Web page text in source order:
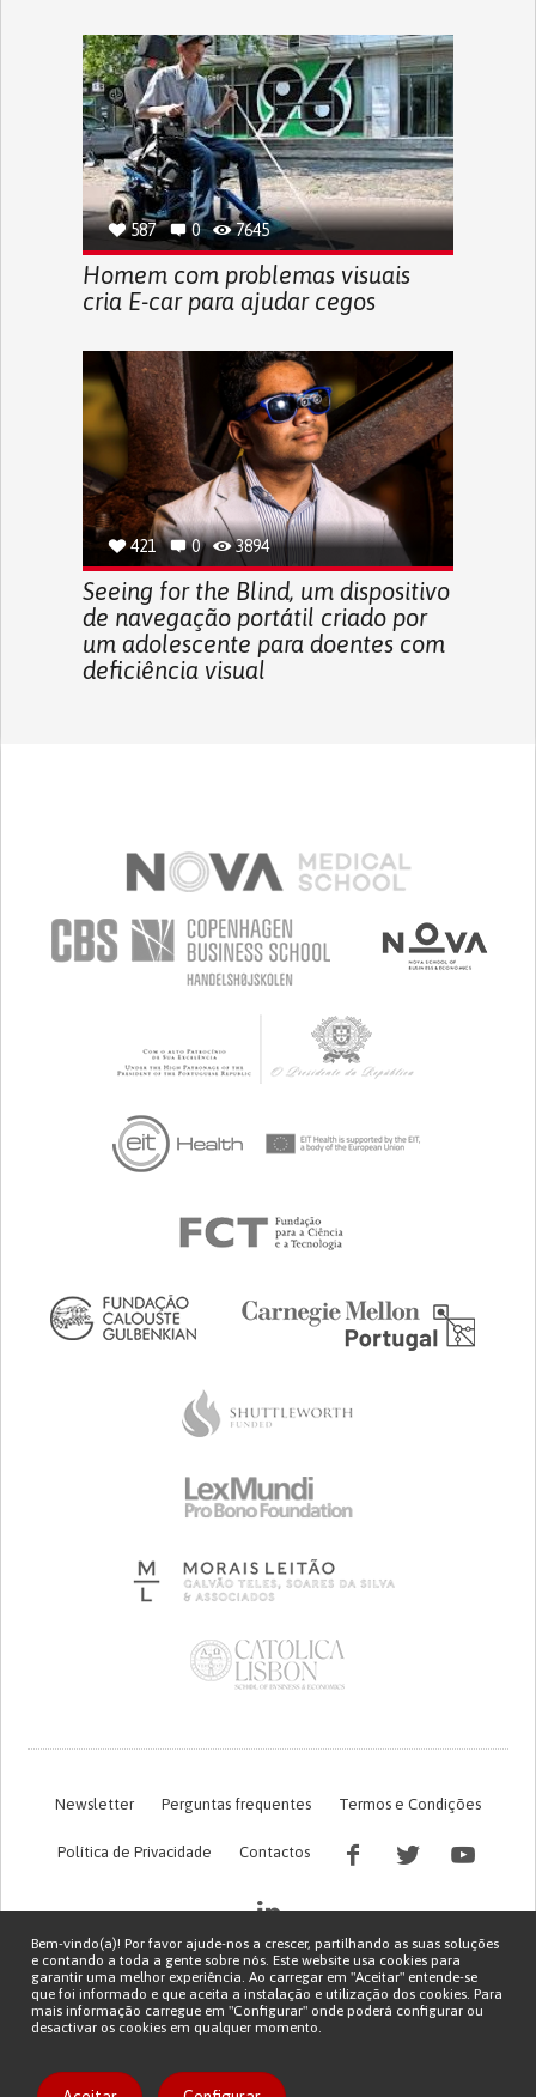
587 0 7645
Homem com problemas visuais
cria E-car para ajudar cegos
421 0 3894
Seeing for the Blind, um dispositivo
de navegação portátil criado por
um adolescente para doentes com
deficiência visual
Gostar da solução
Newsletter Perguntas frequentes Termos e Condições
Política de Privacidade Contactos
Copyright © 2026 Patient Innovation.
Bem-vindo(a)! Por favor ajude-nos a crescer, partilhando as suas soluções
e contando a toda a gente sobre nós. Este website usa cookies para
garantir uma melhor experiência. Ao carregar em "Aceitar" entende-se
que foi informado e que aceita a instalação e utilização dos cookies. Para
mais informação carregue em "Configurar" onde poderá configurar ou
desactivar os cookies em qualquer momento.